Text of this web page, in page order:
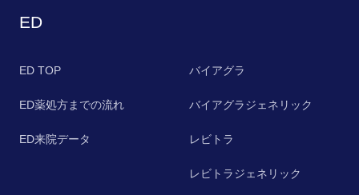
ED
ED TOP
ED薬処方までの流れ
ED来院データ
バイアグラ
バイアグラジェネリック
レビトラ
レビトラジェネリック